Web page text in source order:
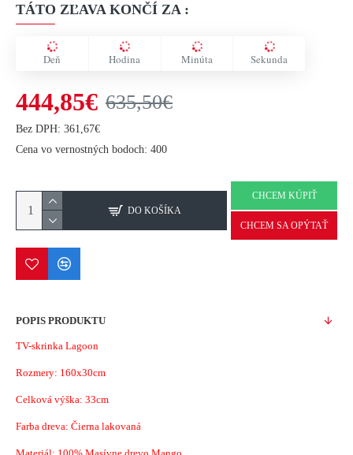
TÁTO ZĽAVA KONČÍ ZA :
Deň Hodina Minúta Sekunda
444,85€ 635,50€
Bez DPH: 361,67€
Cena vo vernostných bodoch: 400
DO KOŠÍKA
CHCEM KÚPIŤ
CHCEM SA OPÝTAŤ
POPIS PRODUKTU
TV-skrinka Lagoon
Rozmery: 160x30cm
Celková výška: 33cm
Farba dreva: Čierna lakovaná